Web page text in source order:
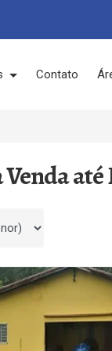
Contato